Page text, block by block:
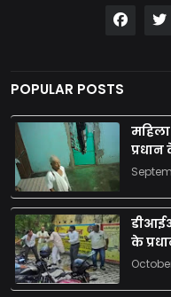
POPULAR POSTS
प्रधान
के